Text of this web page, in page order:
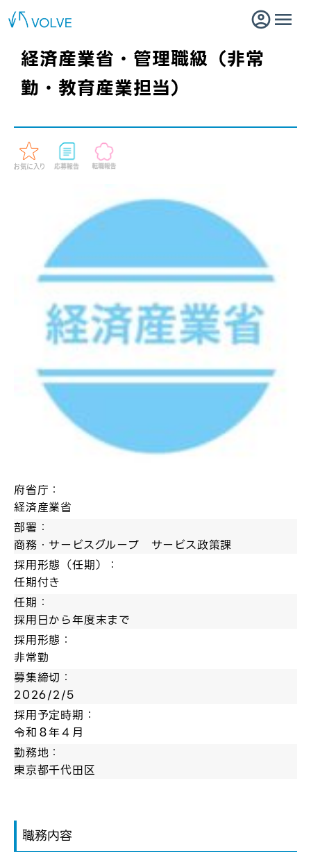
経済産業省・管理職級（非常
勤・教育産業担当）
府省庁：
経済産業省
部署：
商務・サービスグループ サービス政策課
採用形態（任期）：
任期付き
任期：
採用日から年度末まで
採用形態：
非常勤
募集締切：
2026/2/5
採用予定時期：
令和８年４月
勤務地：
東京都千代田区
職務内容